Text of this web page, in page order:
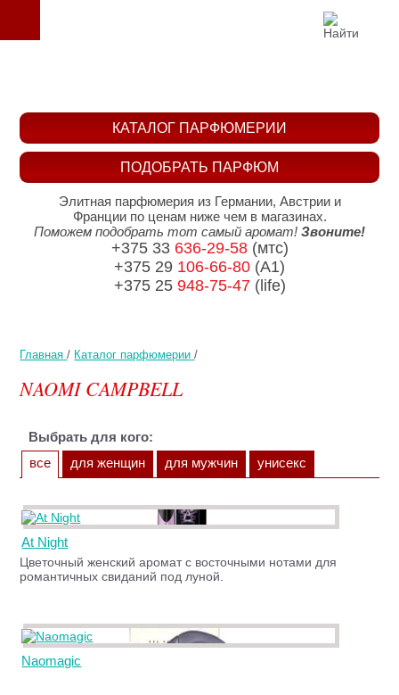
Главная / Каталог парфюмерии /
NAOMI CAMPBELL
Выбрать для кого:
все
для женщин для мужчин унисекс
At Night
Цветочный женский аромат с восточными нотами для
романтичных свиданий под луной.
Naomagic
ПОДОБРАТЬ ПАРФЮМ
КАТАЛОГ ПАРФЮМЕРИИ
Элитная парфюмерия из Германии, Австрии и
Франции по ценам ниже чем в магазинах.
Поможем подобрать тот самый аромат! Звоните!
+375 33 636-29-58(мтс)
+375 29 106-66-80 (A1)
+375 25 948-75-47(life)